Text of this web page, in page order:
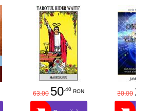
63.00 50.40 RON 30.00 25